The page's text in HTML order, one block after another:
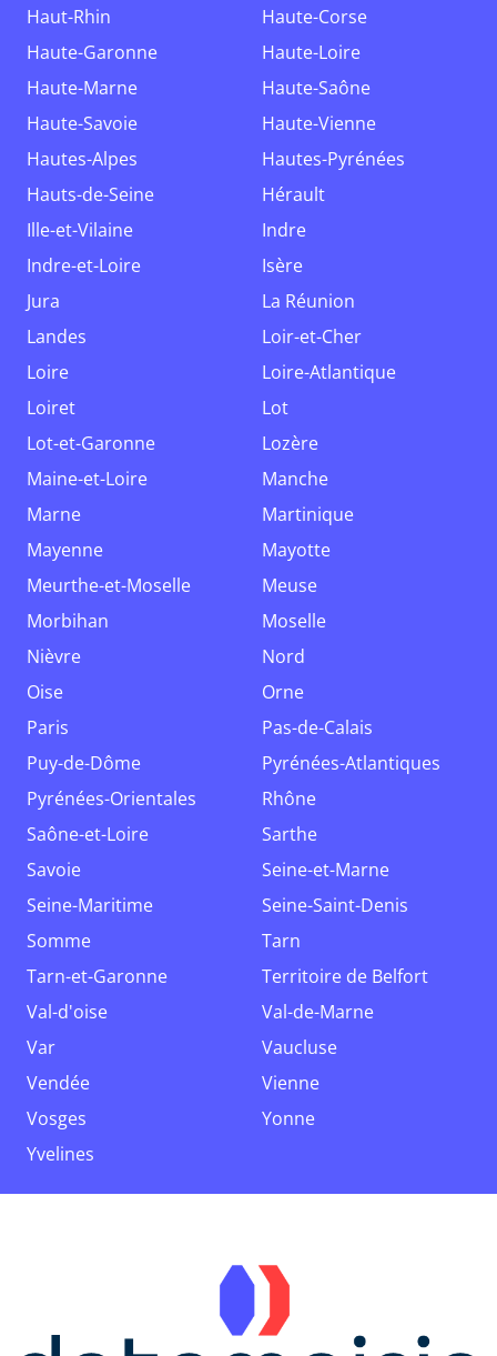
Haut-Rhin
Haute-Corse
Haute-Garonne
Haute-Loire
Haute-Marne
Haute-Saône
Haute-Savoie
Haute-Vienne
Hautes-Alpes
Hautes-Pyrénées
Hauts-de-Seine
Hérault
Ille-et-Vilaine
Indre
Indre-et-Loire
Isère
Jura
La Réunion
Landes
Loir-et-Cher
Loire
Loire-Atlantique
Loiret
Lot
Lot-et-Garonne
Lozère
Maine-et-Loire
Manche
Marne
Martinique
Mayenne
Mayotte
Meurthe-et-Moselle
Meuse
Morbihan
Moselle
Nièvre
Nord
Oise
Orne
Paris
Pas-de-Calais
Puy-de-Dôme
Pyrénées-Atlantiques
Pyrénées-Orientales
Rhône
Saône-et-Loire
Sarthe
Savoie
Seine-et-Marne
Seine-Maritime
Seine-Saint-Denis
Somme
Tarn
Tarn-et-Garonne
Territoire de Belfort
Val-d'oise
Val-de-Marne
Var
Vaucluse
Vendée
Vienne
Vosges
Yonne
Yvelines